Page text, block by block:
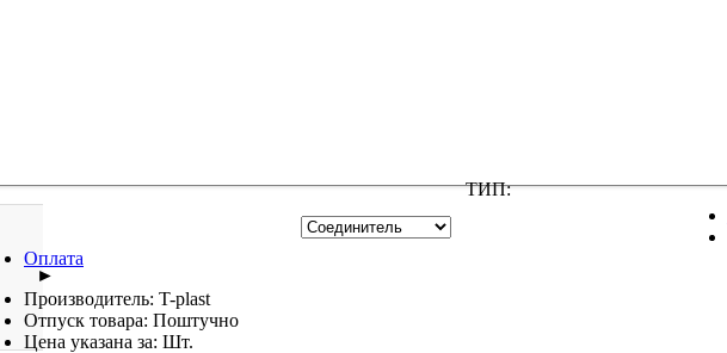
ТИП:
►
Оплата
Производитель: T-plast
Отпуск товара: Поштучно
Цена указана за: Шт.